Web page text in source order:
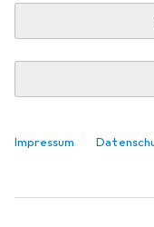
Impressum
MENGENRABATT